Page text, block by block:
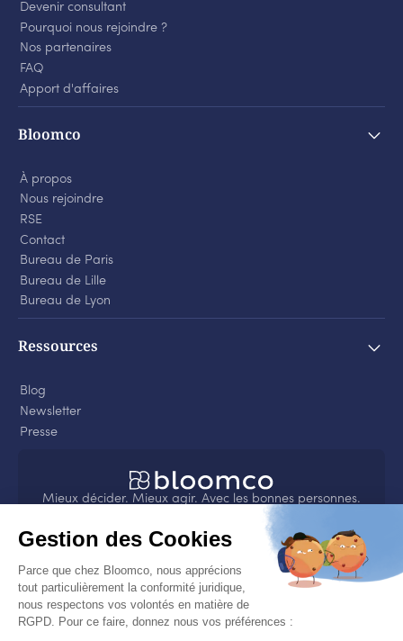
Devenir consultant
Pourquoi nous rejoindre ?
Nos partenaires
FAQ
Apport d'affaires
Bloomco
À propos
Nous rejoindre
RSE
Contact
Bureau de Paris
Bureau de Lille
Bureau de Lyon
Ressources
Blog
Newsletter
Presse
Mieux décider. Mieux agir. Avec les bonnes personnes.
sur